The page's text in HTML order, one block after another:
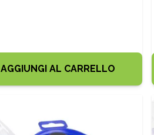
AGGIUNGI AL CARRELLO